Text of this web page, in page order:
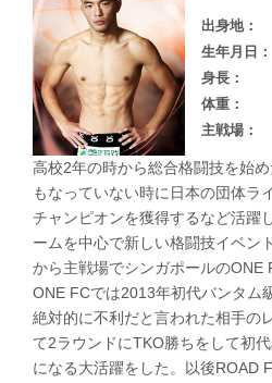
出身地：
生年月日：
身長：
体重：
主戦場：
高校2年の時から総合格闘技を始
もなっていない時に日本の団体ラ
チャンピオンを獲得するなど活躍
ームを中心で新しい格闘技イベン
から主戦場でシンガポールのONE
ONE FCでは2013年初代バンタム
絶対的に不利だと言われた相手の
て2ラウンドにTKO勝ちをして初
になる大活躍をした。以後ROAD